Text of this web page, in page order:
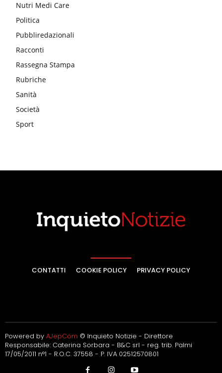
Nutri Medi Care
Politica
Pubbliredazionali
Racconti
Rassegna Stampa
Rubriche
Sanità
Società
Sport
CONTATTI COOKIE POLICY PRIVACY POLICY
Powered by AJepCom © Inquieto Notizie - Direttore
Responsabile: Caterina Sorbara - B&C srl - reg. trib. Palmi
17/05/2011 n°1 - R.O.C. 37558 - P. IVA 02512570801